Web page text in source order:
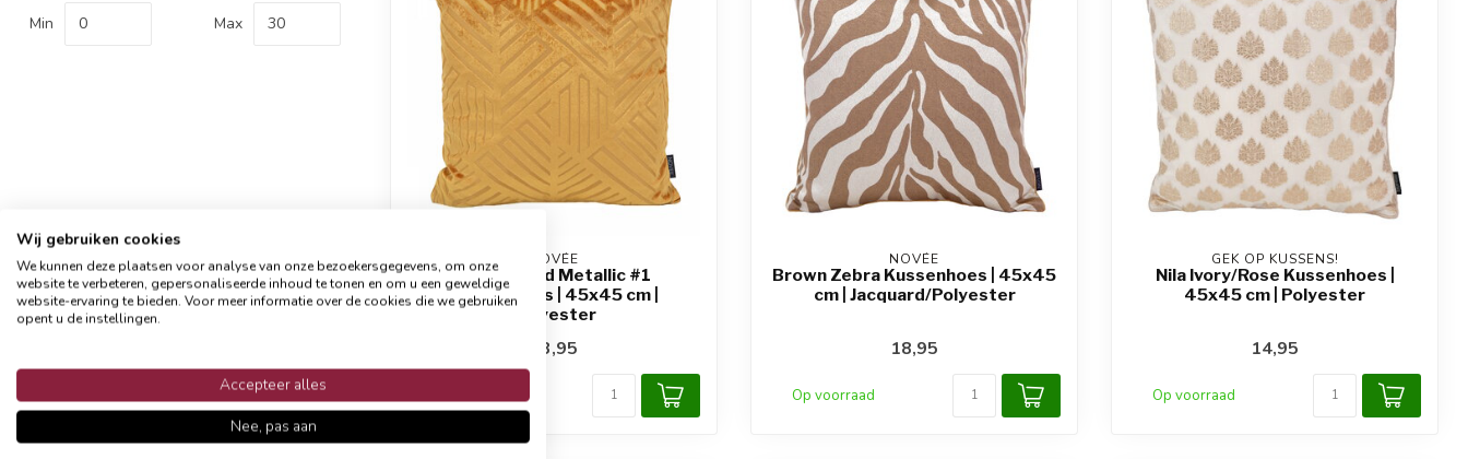
Min Max
NOVÉE
Velvet Gold Metallic #1
Kussenhoes | 45x45 cm |
Polyester
13,95
NOVÉE
Brown Zebra Kussenhoes | 45x45
cm | Jacquard/Polyester
18,95
Op voorraad
GEK OP KUSSENS!
Nila Ivory/Rose Kussenhoes |
45x45 cm | Polyester
14,95
Op voorraad
Wij gebruiken cookies
We kunnen deze plaatsen voor analyse van onze bezoekersgegevens, om onze
website te verbeteren, gepersonaliseerde inhoud te tonen en om u een geweldige
website-ervaring te bieden. Voor meer informatie over de cookies die we gebruiken
opent u de instellingen.
Accepteer alles
Nee, pas aan